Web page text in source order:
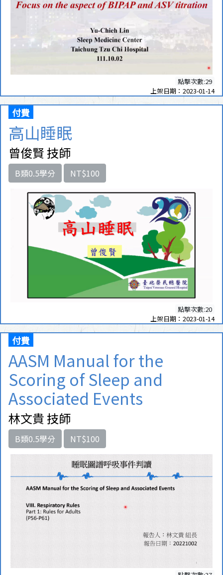
點擊次數:29
上架日期：2023-01-14
付費
高山睡眠
曾俊賢 技師
B類0.5學分 NT$100
點擊次數:20
上架日期：2023-01-14
付費
AASM Manual for the
Scoring of Sleep and
Associated Events
林文貴 技師
B類0.5學分 NT$100